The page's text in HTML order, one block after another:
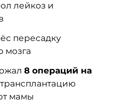
лейкоз и
пересадку
мозга
8 операций на
мамы